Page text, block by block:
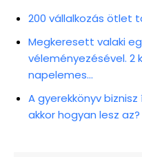
200 vállalkozás ötlet
Megkeresett valaki
véleményezésével.
napelemes…
A gyerekkönyv
akkor hogyan lesz az?